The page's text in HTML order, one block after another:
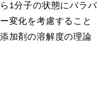
1分子の状態にバラバ
変化を考慮すること
加剤の溶解度の理論